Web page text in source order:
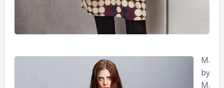
Marc
by
Marc